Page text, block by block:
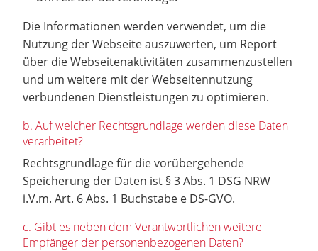
Die Informationen werden verwendet, um die
Nutzung der Webseite auszuwerten, um Report
über die Webseitenaktivitäten zusammenzustellen
und um weitere mit der Webseitennutzung
verbundenen Dienstleistungen zu optimieren.
b. Auf welcher Rechtsgrundlage werden diese Daten
verarbeitet?
Rechtsgrundlage für die vorübergehende
Speicherung der Daten ist § 3 Abs. 1 DSG NRW
i.V.m. Art. 6 Abs. 1 Buchstabe e DS-GVO.
c. Gibt es neben dem Verantwortlichen weitere
Empfänger der personenbezogenen Daten?